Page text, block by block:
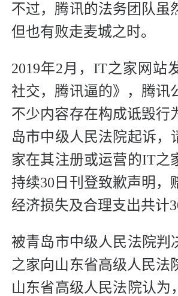
不过，腾讯的法务团队虽
但也有败走麦城之时。
2019年2月，IT之家网站
社交，腾讯逼的》，腾讯
不少内容存在构成诋毁行
岛市中级人民法院起诉，
家在其注册或运营的IT之
持续30日刊登致歉声明，
经济损失及合理支出共计
被青岛市中级人民法院判
之家向山东省高级人民法
山东省高级人民法院认为